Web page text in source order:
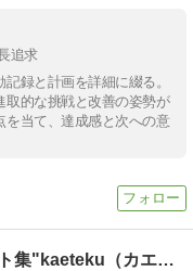
追求
録と計画を詳細に綴る。
取的な挑戦と改善の姿勢が
を当て、達成感と次への意
自分を変えていくヒント集"kaeteku（カエテク）"